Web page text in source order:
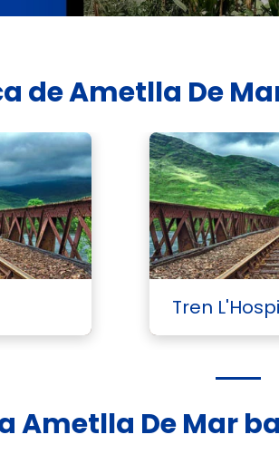
de Ametlla De
Tren
Ametlla De Mar